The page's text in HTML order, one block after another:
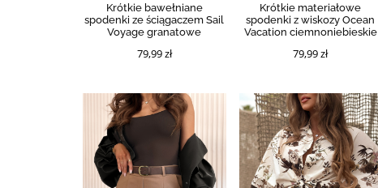
Krótkie bawełniane
spodenki ze ściągaczem Sail
Voyage granatowe
79,99 zł
Krótkie materiałowe
spodenki z wiskozy Ocean
Vacation ciemnoniebieskie
79,99 zł